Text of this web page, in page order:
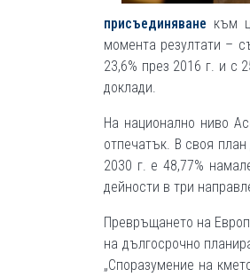
присъединяване към
момента резултати –
23,6% през 2016 г. и с
доклади.
На национално ниво
отпечатък. В своя
2030 г. е 48,77%
дейности в три
Превръщането на
на дългосрочно
„Споразумение на